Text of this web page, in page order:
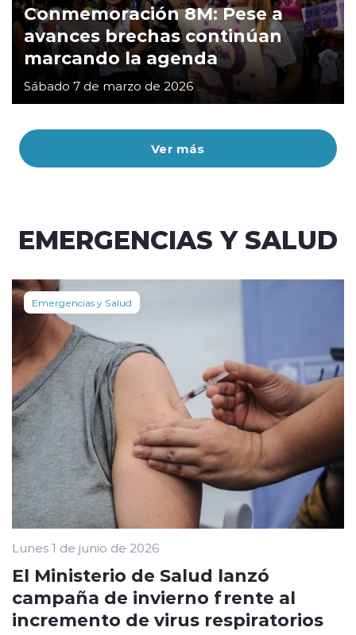
Ver más
Conmemoración 8M: Pese a
avances brechas continúan
marcando la agenda
Sábado 7 de marzo de 2026
EMERGENCIAS Y SALUD
Emergencias y Salud
Lunes 1 de junio de 2026
El Ministerio de Salud lanzó
campaña de invierno frente al
incremento de virus respiratorios